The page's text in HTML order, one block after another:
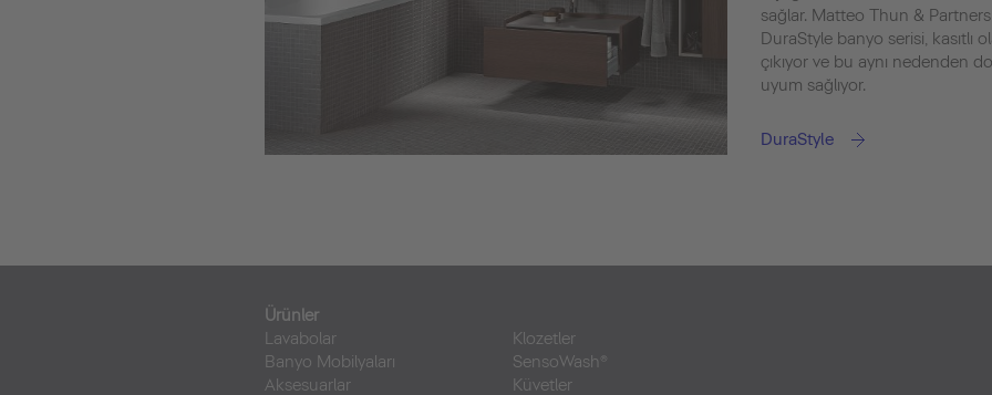
sağlar. Matteo Thun &
DuraStyle banyo serisi, kasıtlı
çıkıyor ve bu aynı nedenden
uyum sağlıyor.
DuraStyle
Ürünler
Lavabolar
Banyo Mobilyaları
Aksesuarlar
Klozetler
SensoWash®
Küvetler